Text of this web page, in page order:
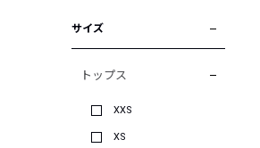
サイズ
トップス
XXS
XS